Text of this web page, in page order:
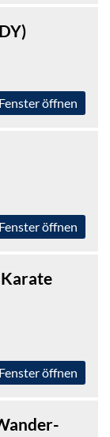
öffnen
öffnen
öffnen